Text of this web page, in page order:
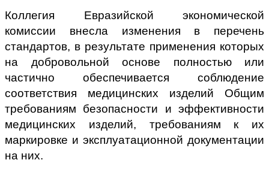
Коллегия Евразийской экономической
комиссии внесла изменения в перечень
стандартов, в результате применения которых
на добровольной основе полностью или
частично обеспечивается соблюдение
соответствия медицинских изделий Общим
требованиям безопасности и эффективности
медицинских изделий, требованиям к их
маркировке и эксплуатационной документации
на них.